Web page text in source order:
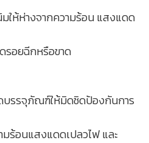
ให้ห่างจากความร้อน แสงแดด
รอยฉีกหรือขาด
บรรจุภัณฑ์ให้มิดชิดป้องกันการ
มร้อนแสงแดดเปลวไฟ และ